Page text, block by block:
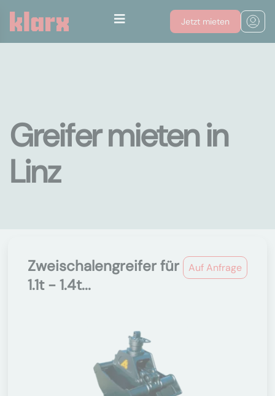
Jetzt mieten
Greifer mieten in
Linz
Auf Anfrage
Zweischalengreifer für
1.1t - 1.4t...